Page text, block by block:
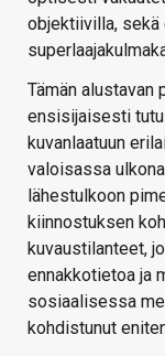
objektiivilla,
Tämän alustavan
ensisijaisesti
kuvanlaatuun
valoisassa
lähestulkoon
kiinnostuksen
kuvaustilanteet,
ennakkotietoa ja
sosiaalisessa
kohdistunut